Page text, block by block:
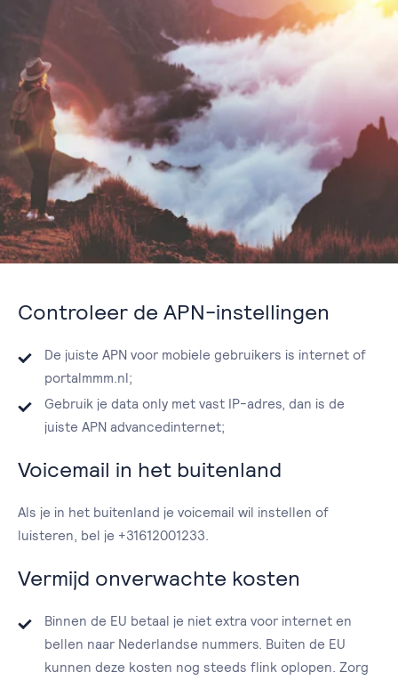
Controleer de APN-instellingen
De juiste APN voor mobiele gebruikers is internet of
portalmmm.nl;
Gebruik je data only met vast IP-adres, dan is de
juiste APN advancedinternet;
Voicemail in het buitenland
Als je in het buitenland je voicemail wil instellen of
luisteren, bel je +31612001233.
Vermijd onverwachte kosten
Binnen de EU betaal je niet extra voor internet en
bellen naar Nederlandse nummers. Buiten de EU
kunnen deze kosten nog steeds flink oplopen. Zorg